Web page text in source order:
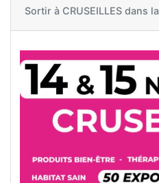
Sortir à CRUSEILLES dans